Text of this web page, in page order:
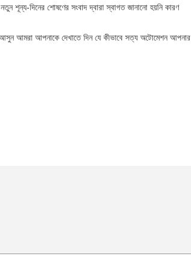
শূন্য-দিনের শোষণের সংবাদ দ্বারা স্বাগত জানানো হয়নি কারণ
আমরা আপনাকে দেখাতে দিন যে কীভাবে সত্য অটোমেশন আপনার